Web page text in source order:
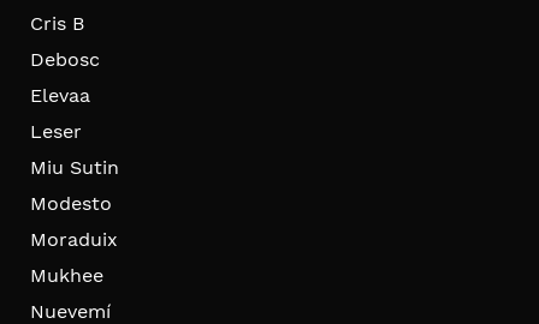
Cris B
Debosc
Elevaa
Leser
Miu Sutin
Modesto
Moraduix
Mukhee
Nuevemí